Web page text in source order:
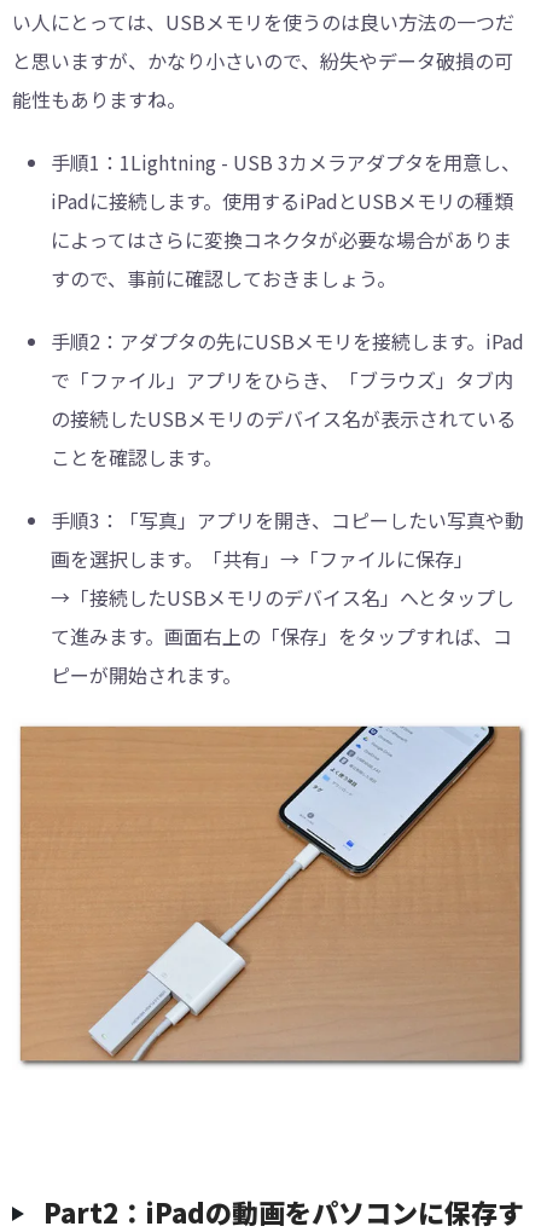
い人にとっては、USBメモリを使うのは良い方法の一つだ
と思いますが、かなり小さいので、紛失やデータ破損の可
能性もありますね。
手順1： 1Lightning - USB 3カメラアダプタを用意し、
iPadに接続します。使用するiPadとUSBメモリの種類
によってはさらに変換コネクタが必要な場合がありま
すので、事前に確認しておきましょう。
手順2： アダプタの先にUSBメモリを接続します。iPad
で「ファイル」アプリをひらき、「ブラウズ」タブ内
の接続したUSBメモリのデバイス名が表示されている
ことを確認します。
手順3：
「写真」アプリを開き、コピーしたい写真や動
画を選択します。「共有」→「ファイルに保存」
→「接続したUSBメモリのデバイス名」へとタップし
て進みます。画面右上の「保存」をタップすれば、コ
ピーが開始されます。
Part2：iPadの動画をパソコンに保存す